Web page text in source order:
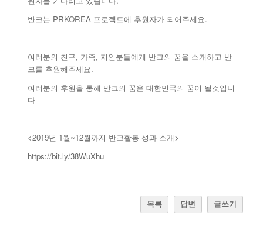
반크는 PRKOREA 프로젝트에 후원자가 되어주세요.
여러분의 친구, 가족, 지인분들에게 반크의 꿈을 소개하고 반
크를 후원해주세요.
여러분의 후원을 통해 반크의 꿈은 대한민국의 꿈이 될것입니
다
<2019년 1월~12월까지 반크활동 성과 소개>
https://bit.ly/38WuXhu
목록 답변 글쓰기